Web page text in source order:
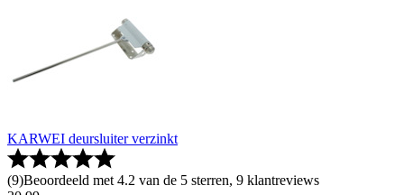
KARWEI deursluiter verzinkt
(9)Beoordeeld met 4.2 van de 5 sterren, 9 klantreviews